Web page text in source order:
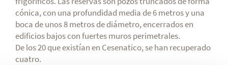
cónica, con una profundidad media de 6 metros y una
boca de unos 8 metros de diámetro, encerrados en
edificios bajos con fuertes muros perimetrales.
De los 20 que existían en Cesenatico, se han recuperado
cuatro.